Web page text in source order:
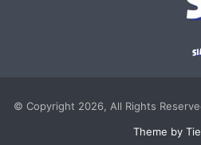
© Copyright 2026, All Rights
Theme by